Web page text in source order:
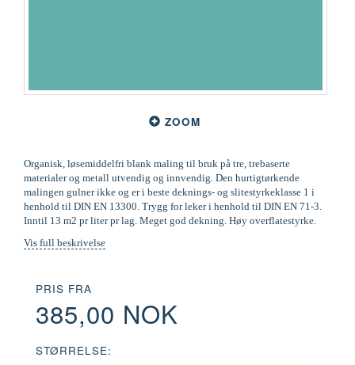
ZOOM
Organisk, løsemiddelfri blank maling til bruk på tre, trebaserte
materialer og metall utvendig og innvendig. Den hurtigtørkende
malingen gulner ikke og er i beste deknings- og slitestyrkeklasse 1 i
henhold til DIN EN 13300. Trygg for leker i henhold til DIN EN 71-3.
Inntil 13 m2 pr liter pr lag. Meget god dekning. Høy overflatestyrke.
Vis full beskrivelse
PRIS FRA
385,00 NOK
STØRRELSE: